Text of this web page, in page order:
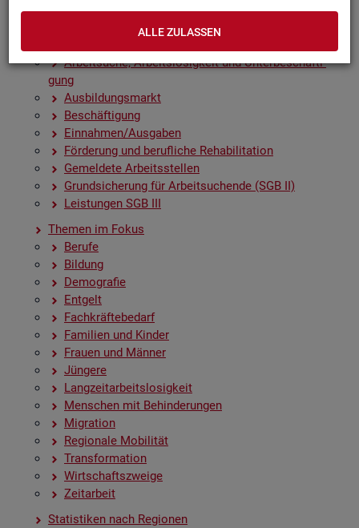
ALLE ZULASSEN
Ar­beit­su­che, Ar­beits­lo­sig­keit und Un­ter­be­schäf­ti­
gung
Aus­bil­dungs­markt
Be­schäf­ti­gung
Ein­nah­men/Aus­ga­ben
För­de­rung und be­ruf­li­che Re­ha­bi­li­ta­ti­on
Ge­mel­de­te Ar­beits­stel­len
Grund­si­che­rung für Ar­beit­su­chen­de (SGB II)
Leis­tun­gen SGB III
The­men im Fokus
Be­ru­fe
Bil­dung
De­mo­gra­fie
Ent­gelt
Fach­kräf­te­be­darf
Fa­mi­li­en und Kin­der
Frau­en und Män­ner
Jün­ge­re
Lang­zeit­ar­beits­lo­sig­keit
Men­schen mit Be­hin­de­run­gen
Mi­gra­ti­on
Re­gio­na­le Mo­bi­li­tät
Trans­for­ma­ti­on
Wirt­schafts­zwei­ge
Zeit­ar­beit
Sta­tis­ti­ken nach Re­gio­nen